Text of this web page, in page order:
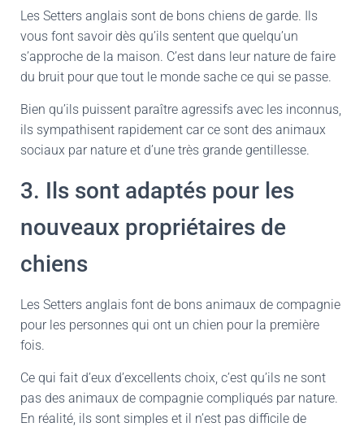
Les Setters anglais sont de bons chiens de garde. Ils
vous font savoir dès qu’ils sentent que quelqu’un
s’approche de la maison. C’est dans leur nature de faire
du bruit pour que tout le monde sache ce qui se passe.
Bien qu’ils puissent paraître agressifs avec les inconnus,
ils sympathisent rapidement car ce sont des animaux
sociaux par nature et d’une très grande gentillesse.
3. Ils sont adaptés pour les
nouveaux propriétaires de
chiens
Les Setters anglais font de bons animaux de compagnie
pour les personnes qui ont un chien pour la première
fois.
Ce qui fait d’eux d’excellents choix, c’est qu’ils ne sont
pas des animaux de compagnie compliqués par nature.
En réalité, ils sont simples et il n’est pas difficile de